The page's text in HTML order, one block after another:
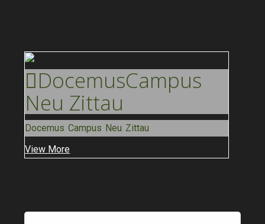
DocemusCampus
Neu Zittau
Docemus Campus Neu Zittau
View More